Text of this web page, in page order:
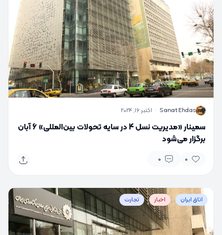
S
Sanat Ehdas
· اکتبر 16, 2024
سمینار «مدیریت نسل 4 در سایه تحولات بین‌المللی» 6 آبان
برگزار می‌شود
0
0
اتاق ایران اخبار تجارت